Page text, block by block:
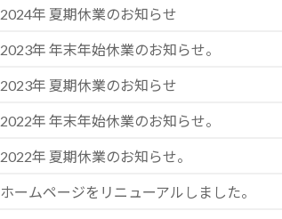
2024年 夏期休業のお知らせ
2023年 年末年始休業のお知らせ。
2023年 夏期休業のお知らせ
2022年 年末年始休業のお知らせ。
2022年 夏期休業のお知らせ。
ホームページをリニューアルしました。